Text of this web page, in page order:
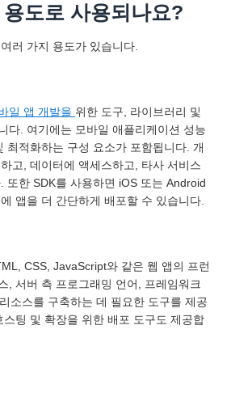
도로 사용되나요?
러 가지 용도가 있습니다.
일 앱 개발을 위한 도구, 라이브러리 및
다. 여기에는 모바일 애플리케이션 성능
최적화하는 구성 요소가 포함됩니다. 개
고, 데이터에 액세스하고, 타사 서비스
또한 SDK를 사용하면 iOS 또는 Android
앱을 더 간단하게 배포할 수 있습니다.
CSS, JavaScript와 같은 웹 앱의 프런
, 서버 측 프로그래밍 언어, 프레임워크
소스를 구축하는 데 필요한 도구를 제공
스팅 및 확장을 위한 배포 도구도 제공합